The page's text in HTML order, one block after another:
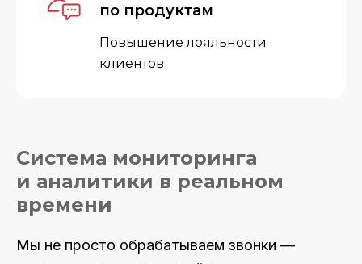
по продуктам
Повышение лояльности
клиентов
Система мониторинга
и аналитики в реальном
времени
Мы не просто обрабатываем звонки —